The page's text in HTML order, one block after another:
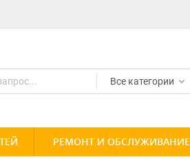
Все категории
РЕМОНТ И ОБСЛУЖИВАНИЕ